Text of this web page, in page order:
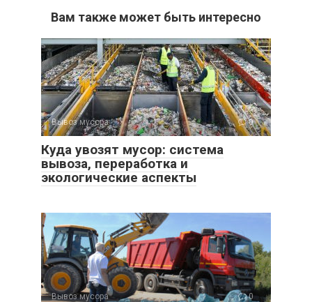
Вам также может быть интересно
Вывоз мусора 0
Куда увозят мусор: система
вывоза, переработка и
экологические аспекты
Вывоз мусора 0